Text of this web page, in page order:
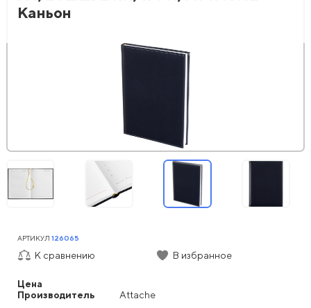
Каньон
Цена
Производитель
Attache
АРТИКУЛ 126065
К сравнению В избранное